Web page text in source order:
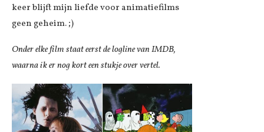
keer blijft mijn liefde voor animatiefilms
geen geheim. ;)
Onder elke film staat eerst de logline van IMDB,
waarna ik er nog kort een stukje over vertel.